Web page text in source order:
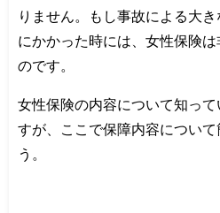
りません。もし事故による大
にかかった時には、女性保険
のです。
女性保険の内容について知っ
すが、ここで保障内容につい
う。